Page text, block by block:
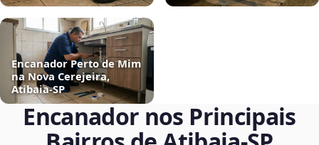
Encanador Perto de Mim
na Nova Cerejeira,
Atibaia‑SP
Encanador nos Principais